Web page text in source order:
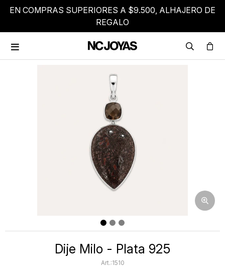
EN COMPRAS SUPERIORES A $9.500, ALHAJERO DE
REGALO

Dije Milo - Plata 925
1510